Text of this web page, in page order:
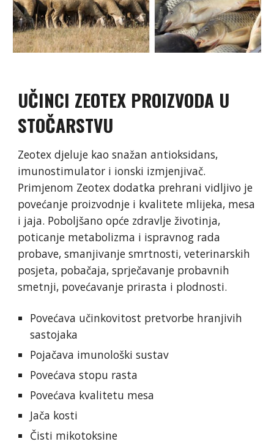
UČINCI ZEOTEX PROIZVODA U
STOČARSTVU
Zeotex djeluje kao snažan antioksidans,
imunostimulator i ionski izmjenjivač.
Primjenom Zeotex dodatka prehrani vidljivo je
povećanje proizvodnje i kvalitete mlijeka, mesa
i jaja. Poboljšano opće zdravlje životinja,
poticanje metabolizma i ispravnog rada
probave, smanjivanje smrtnosti, veterinarskih
posjeta, pobačaja, sprječavanje probavnih
smetnji, povećavanje prirasta i plodnosti.
Povećava učinkovitost pretvorbe hranjivih
sastojaka
Pojačava imunološki sustav
Povećava stopu rasta
Povećava kvalitetu mesa
Jača kosti
Čisti mikotoksine